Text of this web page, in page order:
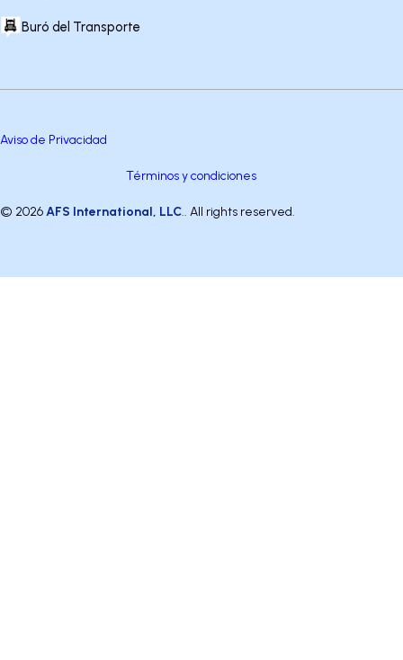
Buró del Transporte
© 2026AFS International, LLC.. All rights reserved.
Términos y condiciones
Aviso de Privacidad